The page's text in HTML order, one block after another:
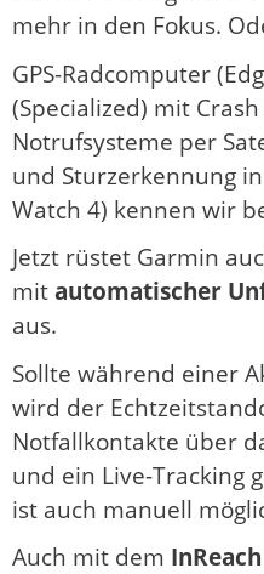
mehr in den Fokus.
GPS-Radcomputer
(Specialized) mit
Notrufsysteme per
und Sturzerkennung
Watch 4) kennen wir
Jetzt rüstet Garmin
mitautomatischer
aus.
Sollte während einer
wird der
Notfallkontakte über
und ein Live-Tracking
ist auch manuell
Auch mit dem